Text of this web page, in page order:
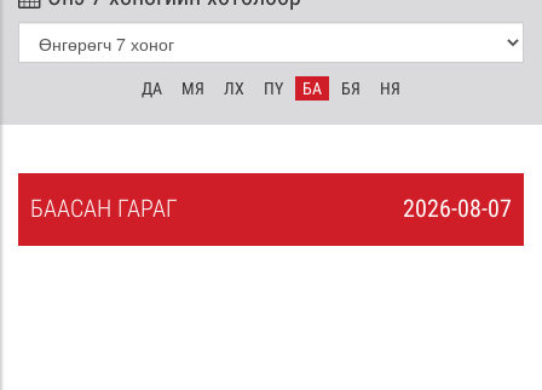
ДА МЯ ЛХ ПҮ БА БЯ НЯ
2026-08-07
БААСАН ГАРАГ